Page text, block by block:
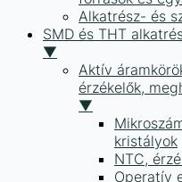
Alkatrész- és
SMD és THT
▼
Aktív
érzékelők,
▼
kristályok
NTC,
Operatív